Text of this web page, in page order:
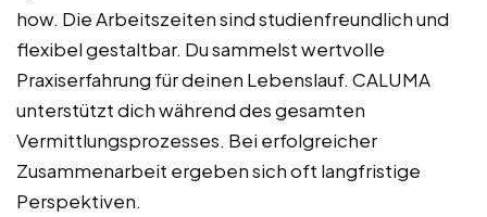
how. Die Arbeitszeiten sind studienfreundlich und
flexibel gestaltbar. Du sammelst wertvolle
Praxiserfahrung für deinen Lebenslauf. CALUMA
unterstützt dich während des gesamten
Vermittlungsprozesses. Bei erfolgreicher
Zusammenarbeit ergeben sich oft langfristige
Perspektiven.